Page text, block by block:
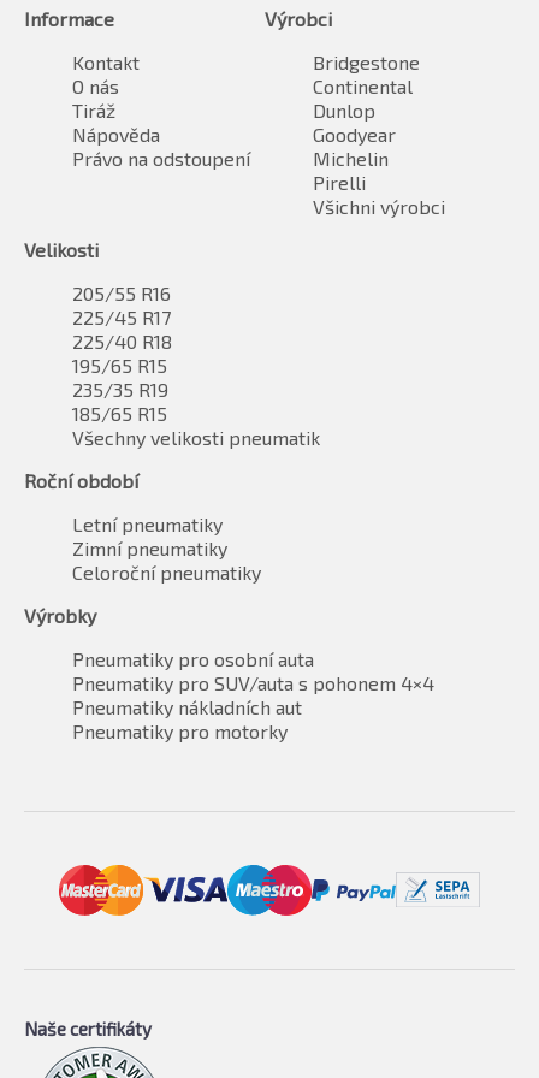
Informace
Kontakt
O nás
Tiráž
Nápověda
Právo na odstoupení
Výrobci
Bridgestone
Continental
Dunlop
Goodyear
Michelin
Pirelli
Všichni výrobci
Velikosti
205/55 R16
225/45 R17
225/40 R18
195/65 R15
235/35 R19
185/65 R15
Všechny velikosti pneumatik
Roční období
Letní pneumatiky
Zimní pneumatiky
Celoroční pneumatiky
Výrobky
Pneumatiky pro osobní auta
Pneumatiky pro SUV/auta s pohonem 4×4
Pneumatiky nákladních aut
Pneumatiky pro motorky
Naše certifikáty